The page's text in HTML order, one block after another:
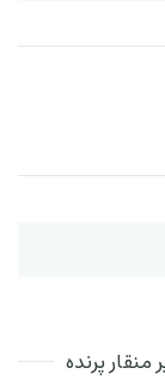
منقار پرنده